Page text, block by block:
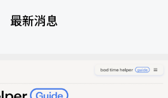
最新消息